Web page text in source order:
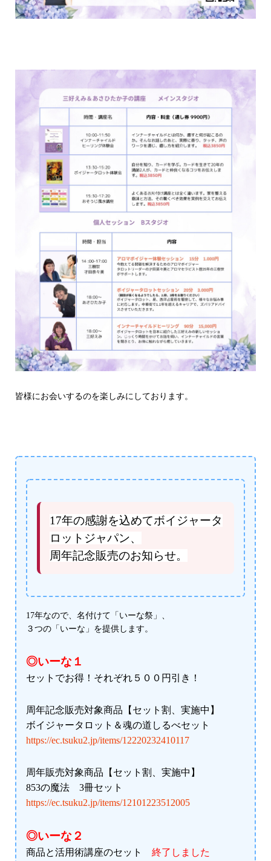
皆様にお会いするのを楽しみにしております。
17年の感謝を込めてボイジャータ
ロットジャパン、
周年記念販売のお知らせ。
17年なので、名付けて「いーな祭」、
３つの「いーな」を提供します。
◎いーな１
セットでお得！それぞれ５００円引き！
周年記念販売対象商品【セット割、実施中】
ボイジャータロット＆魂の道しるべセット
https://ec.tsuku2.jp/items/12220232410117
周年販売対象商品【セット割、実施中】
853の魔法 3冊セット
https://ec.tsuku2.jp/items/12101223512005
◎いーな２
商品と活用術講座のセット 終了しました